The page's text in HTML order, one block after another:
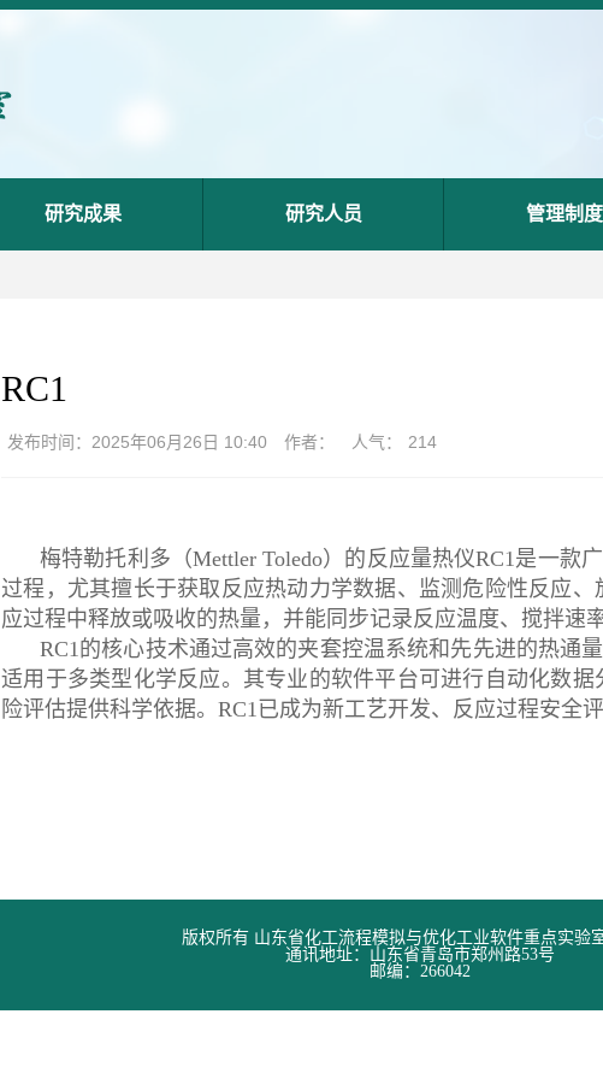
研究成果 研究人员 管理制度
RC1
发布时间：2025年06月26日 10:40 作者： 人气： 214
梅特勒托利多（Mettler Toledo）的反应量热仪RC1是一
过程，尤其擅长于获取反应热动力学数据、监测危险性反应
应过程中释放或吸收的热量，并能同步记录反应温度、搅拌
RC1的核心技术通过高效的夹套控温系统和先先进的热通
适用于多类型化学反应。其专业的软件平台可进行自动化数
险评估提供科学依据。RC1已成为新工艺开发、反应过程安全
版权所有 山东省化工流程模拟与优化工业软件重点实验
通讯地址：山东省青岛市郑州路53号
邮编：266042